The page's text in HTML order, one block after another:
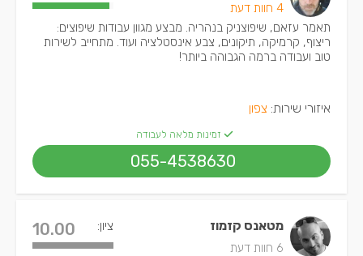
4 חוות דעת
תאמר עזאם, שיפוצניק בנהריה. מבצע מגוון עבודות שיפוצים:
ריצוף, קרמיקה, תיקונים, צבע אינסטלציה ועוד. מתחייב לשירות
טוב ועבודה ברמה הגבוהה ביותר!
איזורי שירות: צפון
זמינות מלאה לעבודה
055-4538630
מטאנס קזמוז
6 חוות דעת
ציון: 10.00